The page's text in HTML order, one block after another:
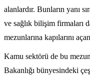
alanlardır. Bunların yanı
ve sağlık bilişim firmaları
mezunlarına kapılarını
Kamu sektörü de bu
Bakanlığı bünyesindeki